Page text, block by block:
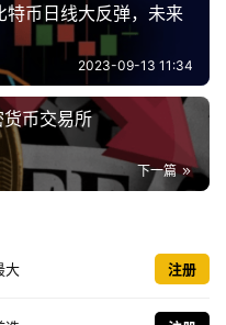
币日线大反弹，未来
2023-09-13 11:34
币交易所
下一篇
大 注册